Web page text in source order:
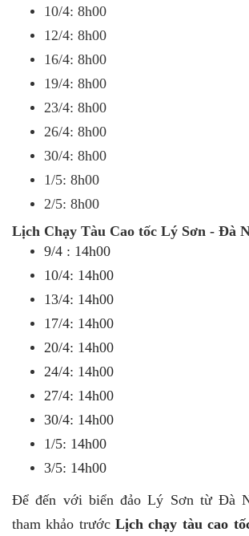
10/4: 8h00
12/4: 8h00
16/4: 8h00
19/4: 8h00
23/4: 8h00
26/4: 8h00
30/4: 8h00
1/5: 8h00
2/5: 8h00
Lịch Chạy Tàu Cao tốc Lý Sơn - Đà
9/4 : 14h00
10/4: 14h00
13/4: 14h00
17/4: 14h00
20/4: 14h00
24/4: 14h00
27/4: 14h00
30/4: 14h00
1/5: 14h00
3/5: 14h00
Để đến với biển đảo Lý Sơn từ Đà
tham khảo trướcLịch chạy tàu cao